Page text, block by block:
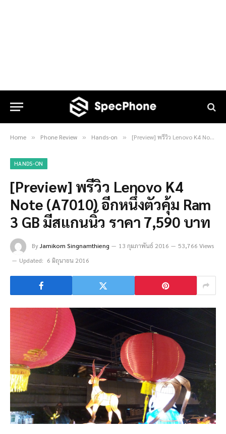
Home » Phone Review » Hands-on » [Preview] พรีวิว Lenovo K4 Note (A7010) อีกหนึ่งตัวคุ้ม Ram 3 GB มีสแกนนิ้ว ราคา 7,590 บาท
HANDS-ON
[Preview] พรีวิว Lenovo K4
Note (A7010) อีกหนึ่งตัวคุ้ม Ram
3 GB มีสแกนนิ้ว ราคา 7,590 บาท
ByJamikorn Singnamthieng 13 กุมภาพันธ์ 2016
53,766 Views
Updated: 6 มิถุนายน 2016